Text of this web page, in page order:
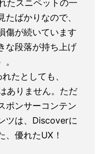
たスニペットの一
ばかりなので、
傷が続いています
な段落が持ち上げ
たとしても、
ありません。ただ
ポンサーコンテン
ツは、Discoverに
、優れたUX！